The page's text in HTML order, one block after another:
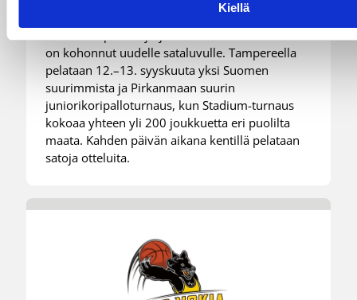
Kiellä
on kohonnut uudelle sataluvulle. Tampereella
pelataan 12.–13. syyskuuta yksi Suomen
suurimmista ja Pirkanmaan suurin
juniorikoripalloturnaus, kun Stadium-turnaus
kokoaa yhteen yli 200 joukkuetta eri puolilta
maata. Kahden päivän aikana kentillä pelataan
satoja otteluita.